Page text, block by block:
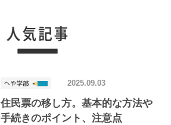
住民票の移し方。基本的な方法や
手続きのポイント、注意点
2025.09.03